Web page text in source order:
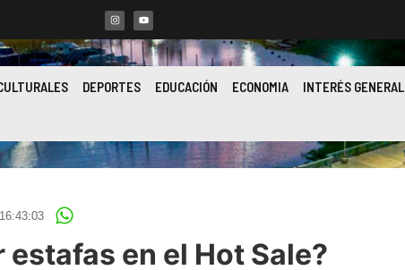
DEPORTES EDUCACIÓN ECONOMIA INTERÉS GENERAL
en el Hot Sale?